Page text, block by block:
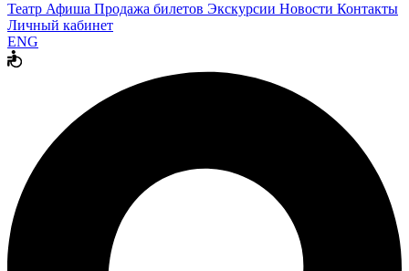
Театр Афиша Продажа билетов Экскурсии Новости Контакты
Личный кабинет
ENG